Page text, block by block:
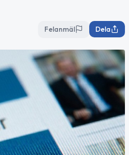
Felanmäl Dela